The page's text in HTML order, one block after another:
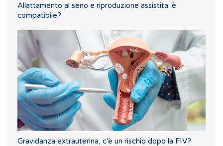
Allattamento al seno e riproduzione assistita: è
compatibile?
Gravidanza extrauterina, c'è un rischio dopo la FIV?